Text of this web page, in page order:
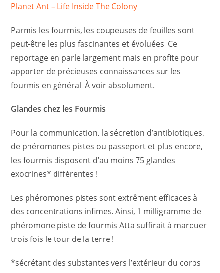
Planet Ant – Life Inside The Colony
Parmis les fourmis, les coupeuses de feuilles sont
peut-être les plus fascinantes et évoluées. Ce
reportage en parle largement mais en profite pour
apporter de précieuses connaissances sur les
fourmis en général. À voir absolument.
Glandes chez les Fourmis
Pour la communication, la sécretion d’antibiotiques,
de phéromones pistes ou passeport et plus encore,
les fourmis disposent d’au moins 75 glandes
exocrines* différentes !
Les phéromones pistes sont extrêment efficaces à
des concentrations infimes. Ainsi, 1 milligramme de
phéromone piste de fourmis Atta suffirait à marquer
trois fois le tour de la terre !
*sécrétant des substantes vers l’extérieur du corps